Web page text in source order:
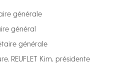
générale
général
générale
REUFLET Kim, présidente